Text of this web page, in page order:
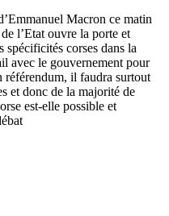
Macron ce matin
l’Etat ouvre la porte et
spécificités corses dans la
avec le gouvernement pour
référendum, il faudra surtout
et donc de la majorité de
est-elle possible et